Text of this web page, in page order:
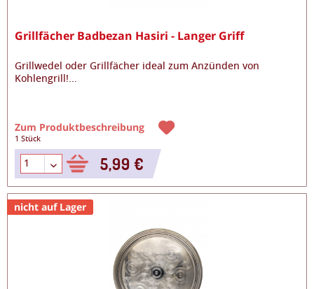
Grillfächer Badbezan Hasiri - Langer Griff
Grillwedel oder Grillfächer ideal zum Anzünden von
Kohlengrill!...
Zum Produktbeschreibung
1 Stück
5,99 €
nicht auf Lager